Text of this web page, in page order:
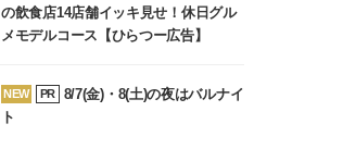
の飲食店14店舗イッキ見せ！休日グル
メモデルコース【ひらつー広告】
NEW PR
8/7(金)・8(土)の夜はバルナイ
ト